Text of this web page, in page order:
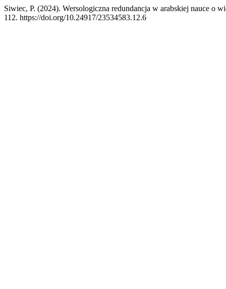
Siwiec, P. (2024). Wersologiczna redundancja w arabskiej nauce o
112. https://doi.org/10.24917/23534583.12.6